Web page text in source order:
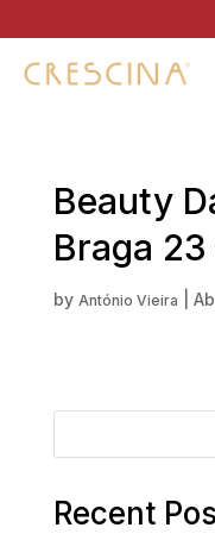
Beauty
Braga
by António Vieira
Recent